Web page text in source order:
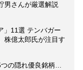
男さんが厳選解説
」11選 テンバガー
株億太郎氏が注目す
つの隠れ優良銘柄…